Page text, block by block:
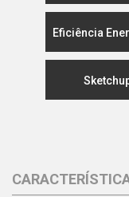
Eficiência